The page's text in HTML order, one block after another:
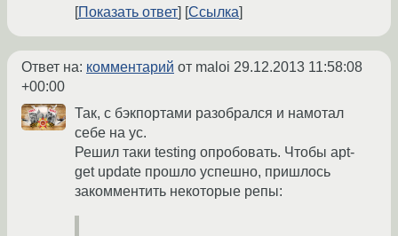
Показать ответ
Ссылка
Ответ на: комментарий от maloi 29.12.2013 11:58:08
+00:00
Так, с бэкпортами разобрался и намотал
себе на ус.
Решил таки testing опробовать. Чтобы apt-
get update прошло успешно, пришлось
закомментить некоторые репы: